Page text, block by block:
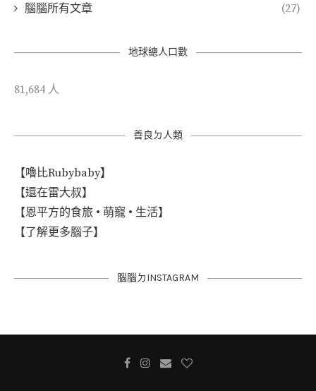
腦腦所有文章 (27)
地球總人口數
81,684 人
善良ㄉ人類
【嚕比Rubybaby】
【還在雷大叔】
【恩平方的食旅 • 萌寵 • 生活】
【了解更多腦子】
腦腦ㄉINSTAGRAM